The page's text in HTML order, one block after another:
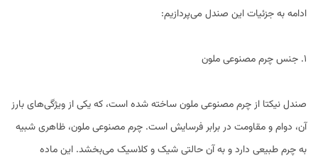
ادامه به جزئیات این صندل می‌پردازیم:
1. جنس چرم مصنوعی ملون
صندل نیکتا از چرم مصنوعی ملون ساخته شده است، که یکی از ویژگی‌های بارز
آن، دوام و مقاومت در برابر فرسایش است. چرم مصنوعی ملون، ظاهری شبیه
به چرم طبیعی دارد و به آن حالتی شیک و کلاسیک می‌بخشد. این ماده